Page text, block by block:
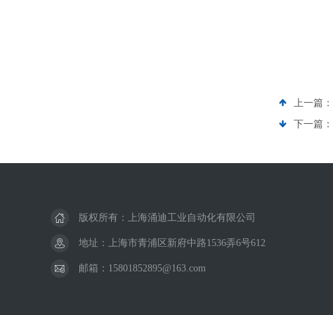
上一篇：
下一篇：
版权所有：上海涌迪工业自动化有限公司
地址：上海市青浦区新府中路1536弄6号612
邮箱：15801852895@163.com